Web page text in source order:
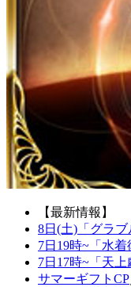
【最新情報】
8日(土)「グラブ
7日19時~「水
7日17時~「天
サマーギフトCP